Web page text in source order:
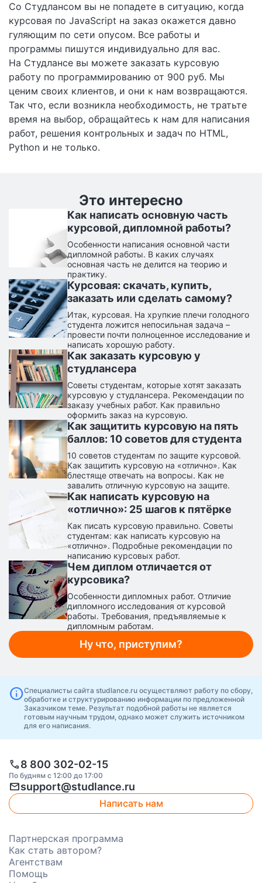
Со Студлансом вы не попадете в ситуацию, когда
курсовая по JavaScript на заказ окажется давно
гуляющим по сети опусом. Все работы и
программы пишутся индивидуально для вас.
На Студлансе вы можете заказать курсовую
работу по программированию от 900 руб. Мы
ценим своих клиентов, и они к нам возвращаются.
Так что, если возникла необходимость, не тратьте
время на выбор, обращайтесь к нам для написания
работ, решения контрольных и задач по HTML,
Python и не только.
Это интересно
Как написать основную часть
курсовой, дипломной работы?
Особенности написания основной части
дипломной работы. В каких случаях
основная часть не делится на теорию и
практику.
Курсовая: скачать, купить,
заказать или сделать самому?
Итак, курсовая. На хрупкие плечи голодного
студента ложится непосильная задача –
провести почти полноценное исследование и
написать хорошую работу.
Как заказать курсовую у
студлансера
Советы студентам, которые хотят заказать
курсовую у студлансера. Рекомендации по
заказу учебных работ. Как правильно
оформить заказ на курсовую.
Как защитить курсовую на пять
баллов: 10 советов для студента
10 советов студентам по защите курсовой.
Как защитить курсовую на «отлично». Как
блестяще отвечать на вопросы. Как не
завалить отличную курсовую на защите.
Как написать курсовую на
«отлично»: 25 шагов к пятёрке
Как писать курсовую правильно. Советы
студентам: как написать курсовую на
«отлично». Подробные рекомендации по
написанию курсовых работ.
Чем диплом отличается от
курсовика?
Особенности дипломных работ. Отличие
дипломного исследования от курсовой
работы. Требования, предъявляемые к
дипломным работам.
Ну что, приступим?
infoСпециалисты сайта studlance.ru осуществляют работу по сбору,
обработке и структурированию информации по предложенной
Заказчиком теме. Результат подобной работы не является
готовым научным трудом, однако может служить источником
для его написания.
call8 800 302-02-15
По будням с 12:00 до 17:00
mailsupport@studlance.ru
Написать нам
Партнерская программа
Как стать автором?
Агентствам
Помощь